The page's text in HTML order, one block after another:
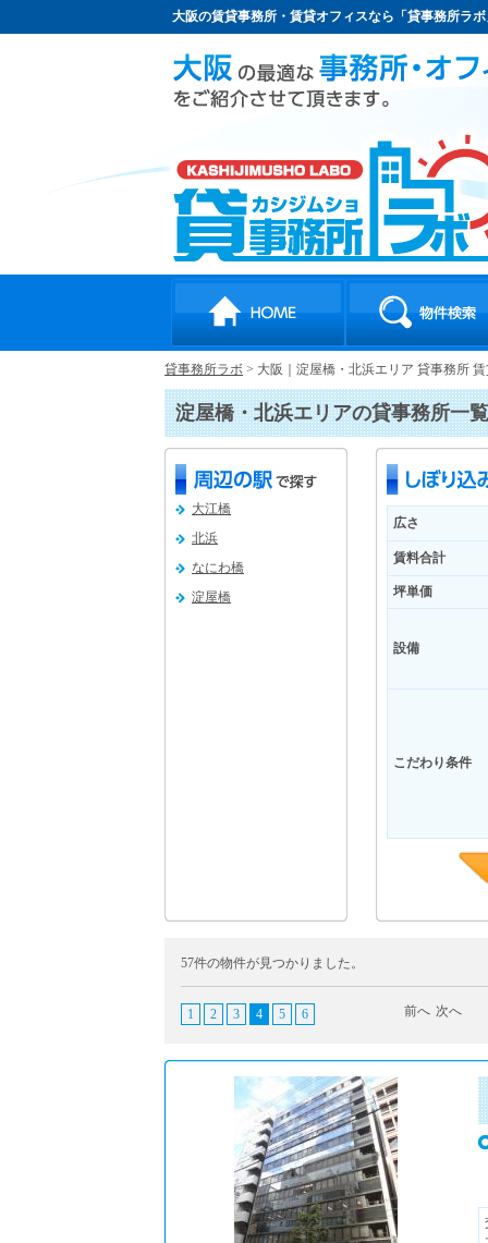
大阪の賃貸事務所・賃貸オフィスなら「貸事務所ラ
貸事務所ラボ > 大阪｜淀屋橋・北浜エリア 貸事務所
淀屋橋・北浜エリアの貸事務所一覧
大江橋
北浜
なにわ橋
淀屋橋
広さ
賃料合計
坪単価
設備
こだわり条件
57件の物件が見つかりました。
1 2 3 4 5 6 前へ 次へ